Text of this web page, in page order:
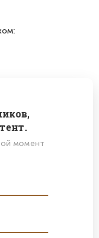
момент